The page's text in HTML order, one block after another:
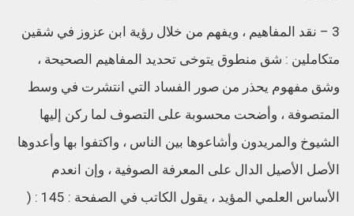
3 – نقد المفاهيم ، ويفهم من خلال رؤية ابن عزوز في شقين
متكاملين : شق منطوق يتوخى تحديد المفاهيم الصحيحة ،
وشق مفهوم يحذر من صور الفساد التي انتشرت في وسط
المتصوفة ، وأضحت محسوبة على التصوف لما ركن إليها
الشيوخ والمريدون وأشاعوها بين الناس ، واكتفوا بها وأعدوها
الأصل الأصيل الدال على المعرفة الصوفية ، وإن انعدم
الأساس العلمي المؤيد ، يقول الكاتب في الصفحة : 145 : (